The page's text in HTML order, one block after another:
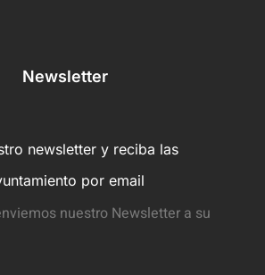
Newsletter
newsletter y reciba las
por email
nuestro Newsletter a su